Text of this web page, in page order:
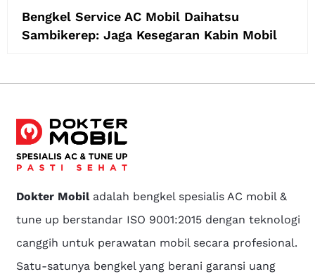
Bengkel Service AC Mobil Daihatsu
Sambikerep: Jaga Kesegaran Kabin Mobil
Dokter Mobiladalah bengkel spesialis AC mobil &
tune up berstandar ISO 9001:2015 dengan teknologi
canggih untuk perawatan mobil secara profesional.
Satu-satunya bengkel yang berani garansi uang